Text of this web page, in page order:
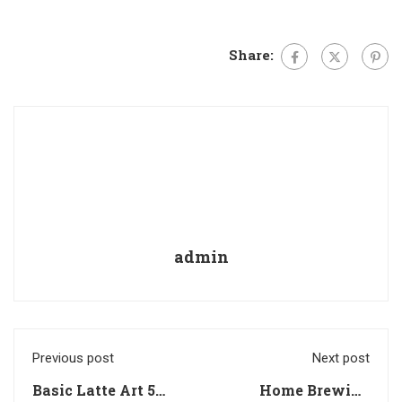
Share:
admin
Previous post
Basic Latte Art 5
Next post
Home Brewing